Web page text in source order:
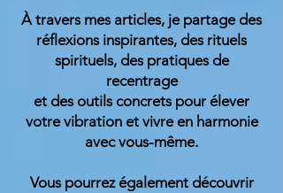
À travers mes articles, je partage des
réflexions inspirantes, des rituels
spirituels, des pratiques de
recentrage
et des outils concrets pour élever
votre vibration et vivre en harmonie
avec vous-même.
Vous pourrez également découvrir